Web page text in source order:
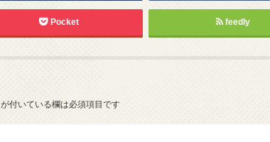
Pocket feedly
が付いている欄は必須項目です